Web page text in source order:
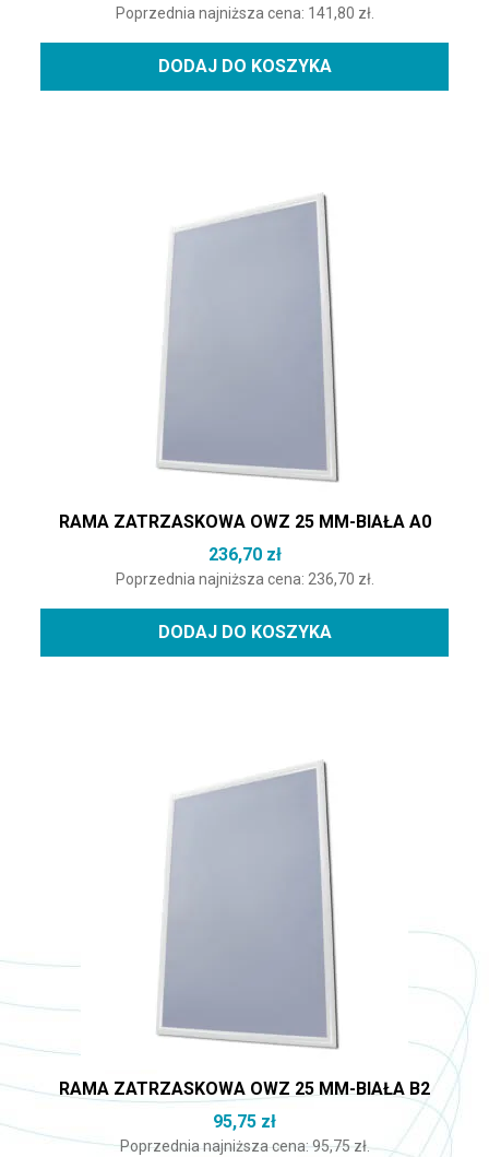
Poprzednia najniższa cena: 141,80 zł.
DODAJ DO KOSZYKA
RAMA ZATRZASKOWA OWZ 25 MM-BIAŁA A0
236,70 zł
Poprzednia najniższa cena: 236,70 zł.
DODAJ DO KOSZYKA
RAMA ZATRZASKOWA OWZ 25 MM-BIAŁA B2
95,75 zł
Poprzednia najniższa cena:95,75 zł.